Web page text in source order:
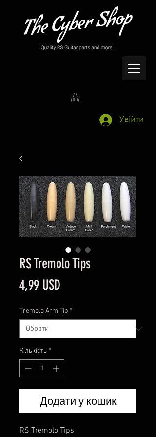
Увійти
RS Tremolo Tips
4,99 USD
Tremolo Arm Tip *
Кількість *
Додати у кошик
RS Tremolo Tips